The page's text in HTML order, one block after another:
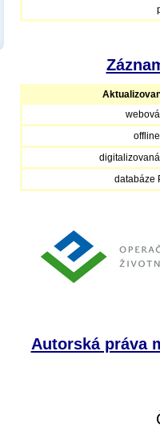
databáze
Autorská práva